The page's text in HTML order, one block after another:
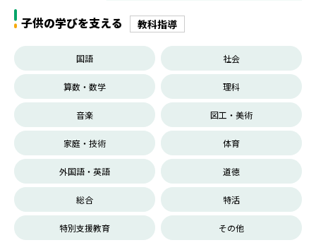
子供の学びを支える 教科指導
国語 社会
算数・数学 理科
音楽 図工・美術
家庭・技術 体育
外国語・英語 道徳
総合 特活
特別支援教育 その他